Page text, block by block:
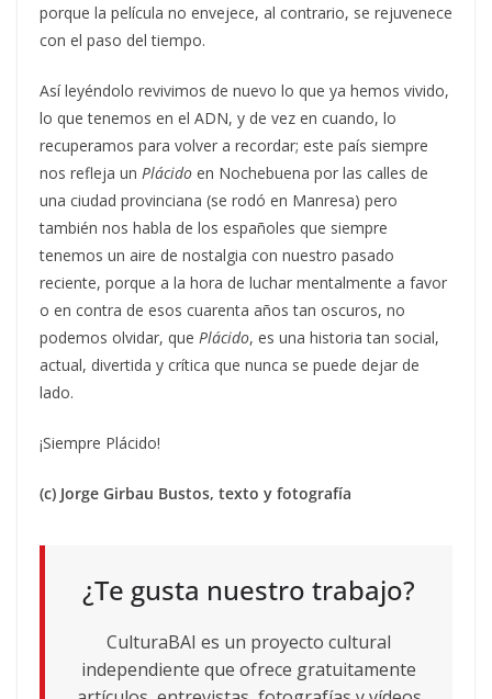
porque la película no envejece, al contrario, se rejuvenece
con el paso del tiempo.
Así leyéndolo revivimos de nuevo lo que ya hemos vivido,
lo que tenemos en el ADN, y de vez en cuando, lo
recuperamos para volver a recordar; este país siempre
nos refleja un Plácido en Nochebuena por las calles de
una ciudad provinciana (se rodó en Manresa) pero
también nos habla de los españoles que siempre
tenemos un aire de nostalgia con nuestro pasado
reciente, porque a la hora de luchar mentalmente a favor
o en contra de esos cuarenta años tan oscuros, no
podemos olvidar, que Plácido, es una historia tan social,
actual, divertida y crítica que nunca se puede dejar de
lado.
¡Siempre Plácido!
(c) Jorge Girbau Bustos, texto y fotografía
¿Te gusta nuestro trabajo?
CulturaBAI es un proyecto cultural
independiente que ofrece gratuitamente